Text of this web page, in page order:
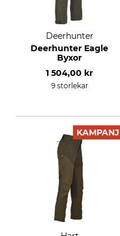
Deerhunter
Deerhunter Eagle
Byxor
1 504,00 kr
9 storlekar
KAMPANJ